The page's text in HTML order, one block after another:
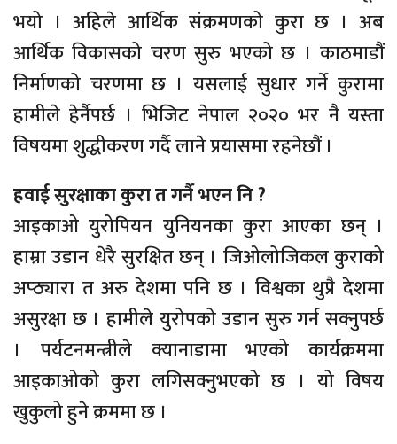
भयो । अहिले आर्थिक संक्रमणको कुरा छ । अब
आर्थिक विकासको चरण सुरु भएको छ । काठमाडौं
निर्माणको चरणमा छ । यसलाई सुधार गर्ने कुरामा
हामीले हेर्नैपर्छ । भिजिट नेपाल २०२० भर नै यस्ता
विषयमा शुद्धीकरण गर्दै लाने प्रयासमा रहनेछौं ।
हवाई सुरक्षाका कुरा त गर्नै भएन नि ?
आइकाओ युरोपियन युनियनका कुरा आएका छन् ।
हाम्रा उडान धेरै सुरक्षित छन् । जिओलोजिकल कुराको
अप्ठ्यारा त अरु देशमा पनि छ । विश्वका थुप्रै देशमा
असुरक्षा छ । हामीले युरोपको उडान सुरु गर्न सक्नुपर्छ
। पर्यटनमन्त्रीले क्यानाडामा भएको कार्यक्रममा
आइकाओको कुरा लगिसक्नुभएको छ । यो विषय
खुकुलो हुने क्रममा छ ।